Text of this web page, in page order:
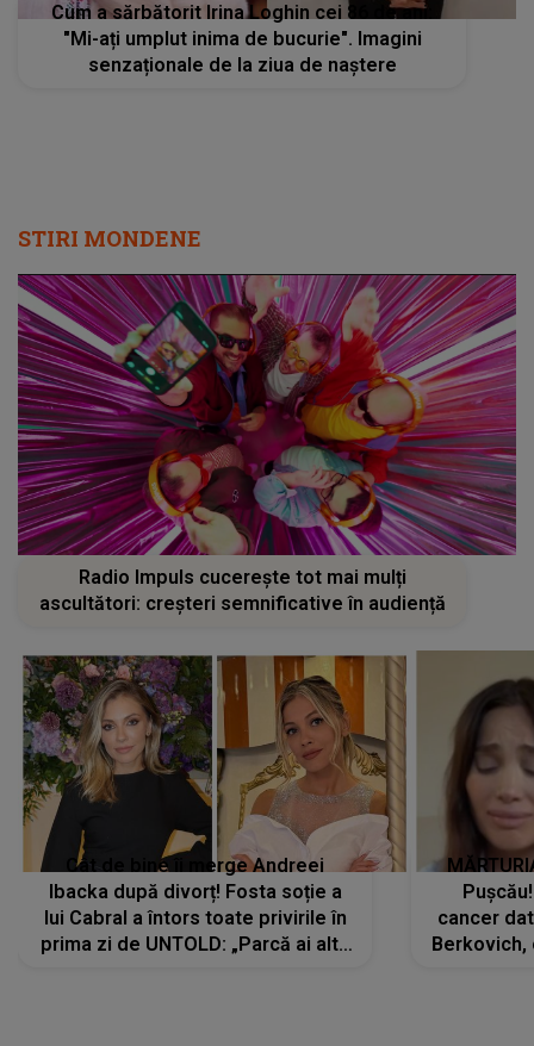
Cum a sărbătorit Irina Loghin cei 86 de ani:
"Mi-ați umplut inima de bucurie". Imagini
senzaționale de la ziua de naștere
STIRI MONDENE
Radio Impuls cucerește tot mai mulți
ascultători: creșteri semnificative în audiență
Cât de bine îi merge Andreei
Ibacka după divorț! Fosta soție a
lui Cabral a întors toate privirile în
prima zi de UNTOLD: „Parcă ai altă
cancer
Berkovich,